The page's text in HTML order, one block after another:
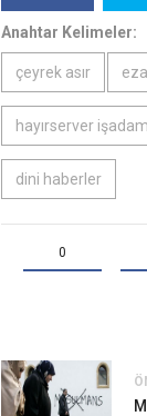
Anahtar Kelimeler:
çeyrek asır
hayırserver
dini haberler
0